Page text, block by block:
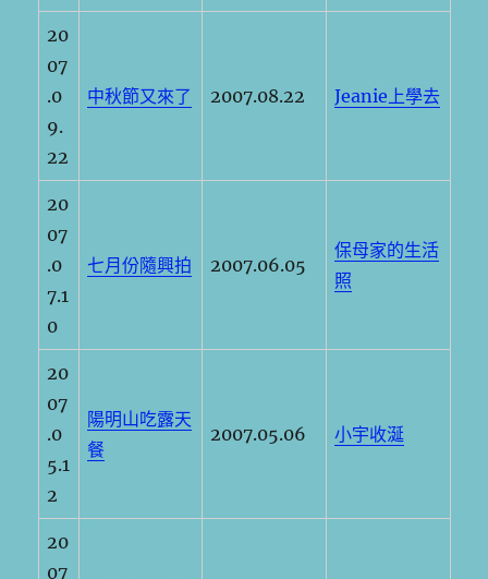
20
07
.0
9.
22
中秋節又來了 2007.08.22 Jeanie上學去
20
07
.0
7.1
0
七月份隨興拍 2007.06.05
保母家的生活
照
20
07
.0
5.1
2
陽明山吃露天
餐
2007.05.06 小宇收涎
20
07